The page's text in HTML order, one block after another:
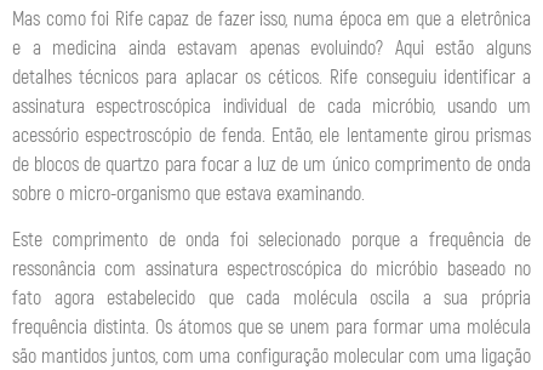
Mas como foi Rife capaz de fazer isso, numa época em que a eletrônica
e a medicina ainda estavam apenas evoluindo? Aqui estão alguns
detalhes técnicos para aplacar os céticos. Rife conseguiu identificar a
assinatura espectroscópica individual de cada micróbio, usando um
acessório espectroscópio de fenda. Então, ele lentamente girou prismas
de blocos de quartzo para focar a luz de um único comprimento de onda
sobre o micro-organismo que estava examinando.
Este comprimento de onda foi selecionado porque a frequência de
ressonância com assinatura espectroscópica do micróbio baseado no
fato agora estabelecido que cada molécula oscila a sua própria
frequência distinta. Os átomos que se unem para formar uma molécula
são mantidos juntos, com uma configuração molecular com uma ligação